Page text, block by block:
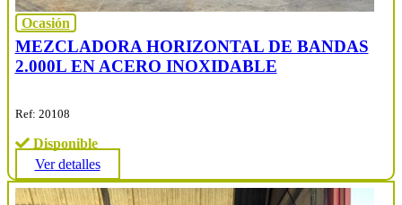
Ocasión
MEZCLADORA HORIZONTAL DE BANDAS
2.000L EN ACERO INOXIDABLE
Ref: 20108
Disponible
Ver detalles